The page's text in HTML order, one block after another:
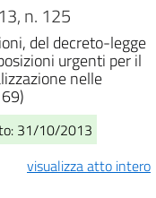
n. 125
del decreto-legge
urgenti per il
nelle
31/10/2013
visualizza atto intero